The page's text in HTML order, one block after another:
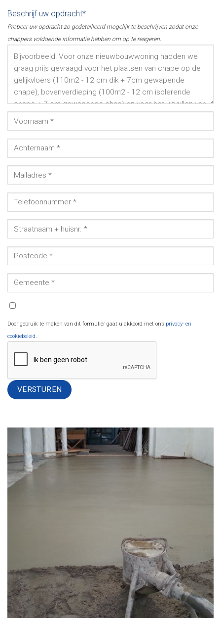
Beschrijf uw opdracht*
Probeer uw opdracht zo gedetailleerd mogelijk te beschrijven zodat onze
chappers voldoende informatie hebben om op te reageren.
Door gebruik te maken van dit formulier gaat u akkoord met ons privacy- en
cookiebeleid.